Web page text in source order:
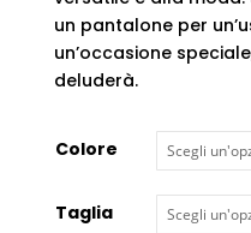
un pantalone per
un’occasione
deluderà.
Colore
Taglia